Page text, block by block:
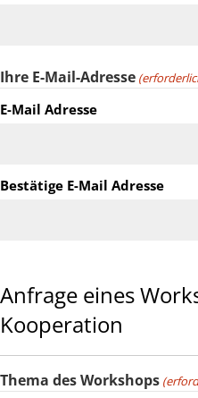
Ihre E-Mail-Adresse
E-Mail Adresse
Bestätige E-Mail Adresse
Anfrage eines
Kooperation
Thema des Workshops